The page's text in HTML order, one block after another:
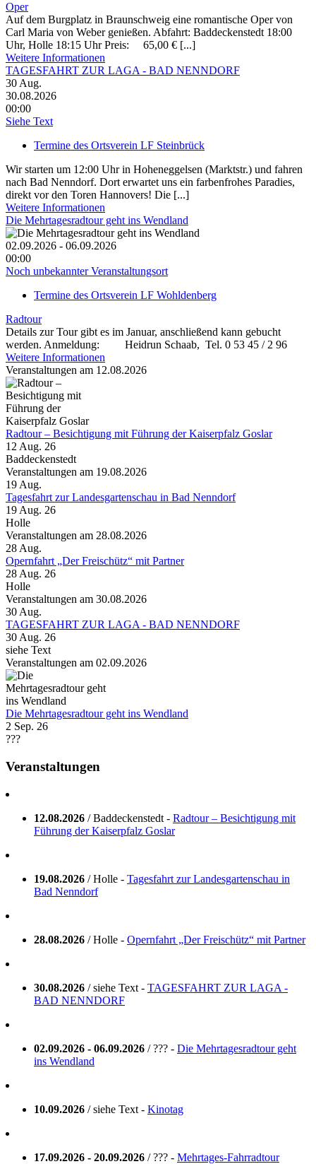
Oper
Auf dem Burgplatz in Braunschweig eine romantische Oper von
Carl Maria von Weber genießen. Abfahrt: Baddeckenstedt 18:00
Uhr, Holle 18:15 Uhr Preis: 65,00 € [...]
Weitere Informationen
TAGESFAHRT ZUR LAGA - BAD NENNDORF
30 Aug.
30.08.2026
00:00
Siehe Text
Termine des Ortsverein LF Steinbrück
Wir starten um 12:00 Uhr in Hoheneggelsen (Marktstr.) und fahren
nach Bad Nenndorf. Dort erwartet uns ein farbenfrohes Paradies,
direkt vor den Toren Hannovers! Die [...]
Weitere Informationen
Die Mehrtagesradtour geht ins Wendland
02.09.2026 - 06.09.2026
00:00
Noch unbekannter Veranstaltungsort
Termine des Ortsverein LF Wohldenberg
Radtour
Details zur Tour gibt es im Januar, anschließend kann gebucht
werden. Anmeldung: Heidrun Schaab, Tel. 0 53 45 / 2 96
Weitere Informationen
Veranstaltungen am 12.08.2026
Radtour – Besichtigung mit Führung der Kaiserpfalz Goslar
12 Aug. 26
Baddeckenstedt
Veranstaltungen am 19.08.2026
19 Aug.
Tagesfahrt zur Landesgartenschau in Bad Nenndorf
19 Aug. 26
Holle
Veranstaltungen am 28.08.2026
28 Aug.
Opernfahrt „Der Freischütz“ mit Partner
28 Aug. 26
Holle
Veranstaltungen am 30.08.2026
30 Aug.
TAGESFAHRT ZUR LAGA - BAD NENNDORF
30 Aug. 26
siehe Text
Veranstaltungen am 02.09.2026
Die Mehrtagesradtour geht ins Wendland
2 Sep. 26
???
Veranstaltungen
12.08.2026 / Baddeckenstedt - Radtour – Besichtigung mit
Führung der Kaiserpfalz Goslar
19.08.2026 / Holle - Tagesfahrt zur Landesgartenschau in
Bad Nenndorf
28.08.2026 / Holle - Opernfahrt „Der Freischütz“ mit Partner
30.08.2026 / siehe Text - TAGESFAHRT ZUR LAGA -
BAD NENNDORF
02.09.2026 - 06.09.2026 / ??? - Die Mehrtagesradtour geht
ins Wendland
10.09.2026 / siehe Text - Kinotag
17.09.2026 - 20.09.2026 / ??? - Mehrtages-Fahrradtour